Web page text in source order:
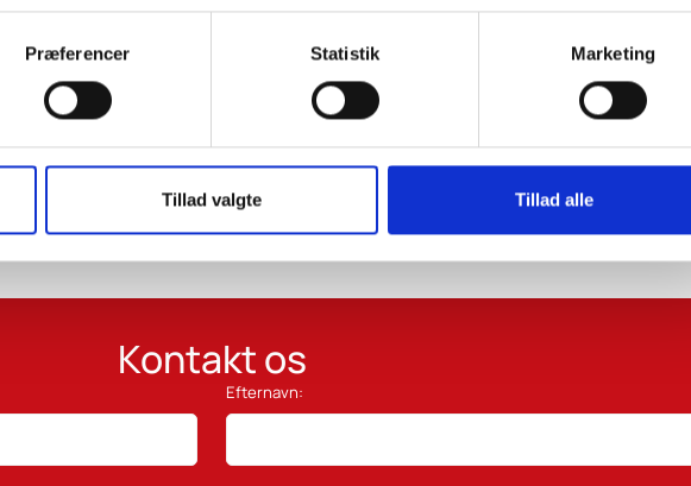
Præferencer Statistik Marketing
Tillad valgte Tillad alle
Kontakt os
Efternavn: